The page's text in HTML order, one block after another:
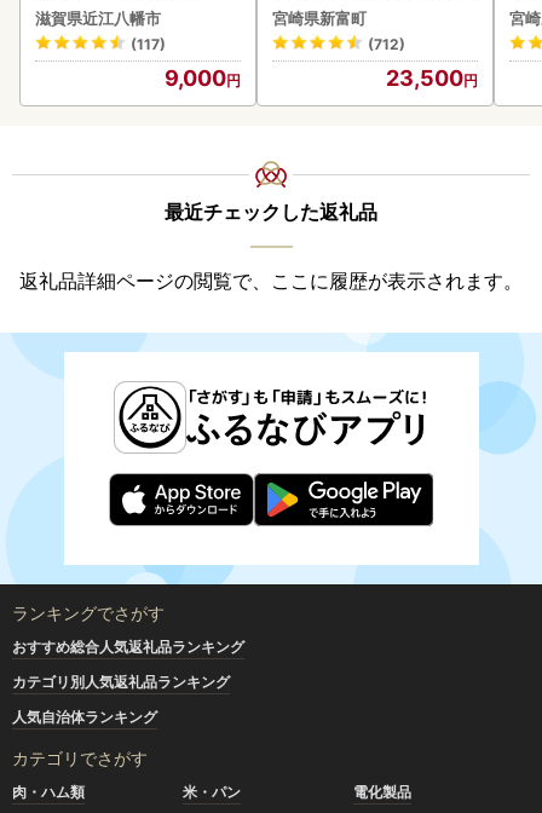
菜 旬 新鮮
滋賀県近江八幡市
(117)
9,000
以上 C388-840-3D
宮崎県新富町
(712)
23,500
宮
最近チェックした返礼品
返礼品詳細ページの閲覧で、ここに履歴が表示されます。
ランキングでさがす
おすすめ総合人気返礼品ランキング
カテゴリ別人気返礼品ランキング
人気自治体ランキング
カテゴリでさがす
肉・ハム類 米・パン
電化製品